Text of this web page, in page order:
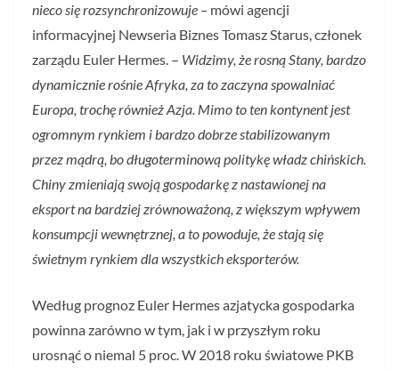
nieco się rozsynchronizowuje – mówi agencji
informacyjnej Newseria Biznes Tomasz Starus, członek
zarządu Euler Hermes. – Widzimy, że rosną Stany, bardzo
dynamicznie rośnie Afryka, za to zaczyna spowalniać
Europa, trochę również Azja. Mimo to ten kontynent jest
ogromnym rynkiem i bardzo dobrze stabilizowanym
przez mądrą, bo długoterminową politykę władz chińskich.
Chiny zmieniają swoją gospodarkę z nastawionej na
eksport na bardziej zrównoważoną, z większym wpływem
konsumpcji wewnętrznej, a to powoduje, że stają się
świetnym rynkiem dla wszystkich eksporterów.
Według prognoz Euler Hermes azjatycka gospodarka
powinna zarówno w tym, jak i w przyszłym roku
urosnąć o niemal 5 proc. W 2018 roku światowe PKB